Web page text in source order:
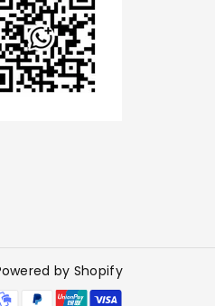
by Shopify